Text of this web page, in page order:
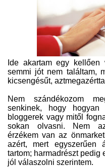
Ide akartam egy kellően
semmi jót nem találtam,
kicsengésűt,
Nem szándékozom
senkinek, hogy hogyan
bloggerek vagy mitől
sokan olvasni. Nem
érzékem van az
azért, mert egyszerűen
tartom; harmadrészt pedig
jól válaszolni szerintem.